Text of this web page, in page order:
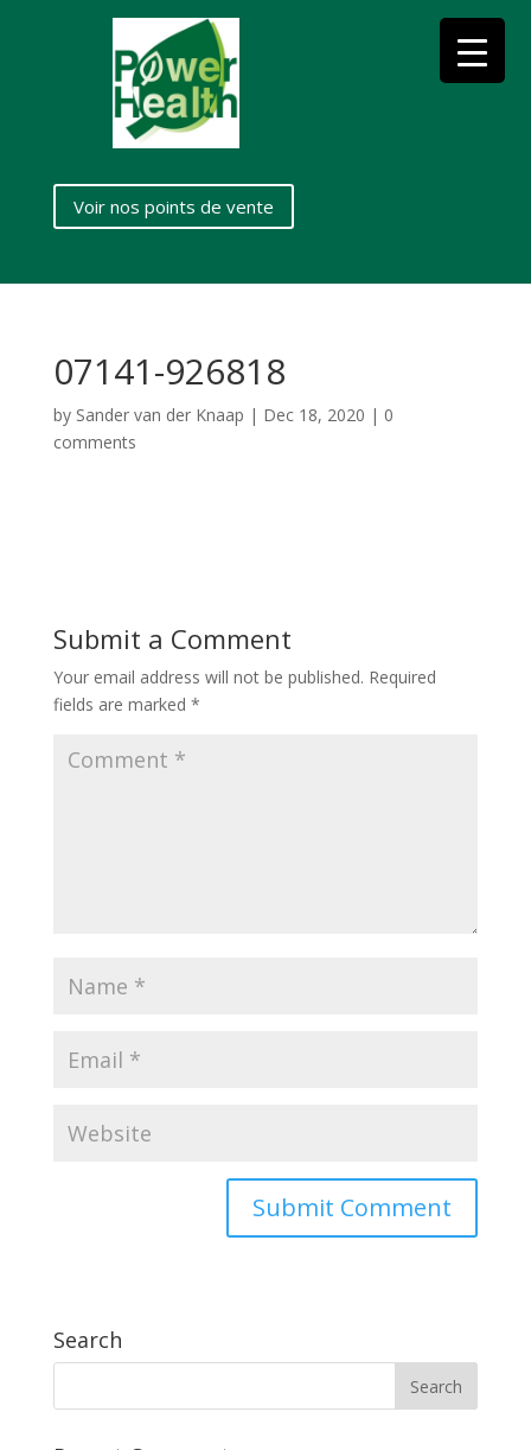
Voir nos points de vente
07141-926818
by Sander van der Knaap | Dec 18, 2020 | 0
comments
Submit a Comment
Your email address will not be published. Required
fields are marked *
Search